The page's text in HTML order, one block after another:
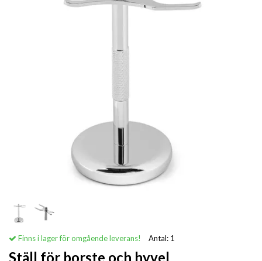
Finns i lager för omgående leverans! Antal: 1
Ställ för borste och hyvel